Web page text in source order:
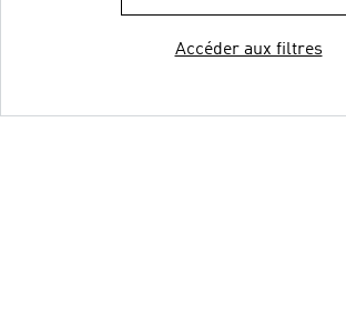
Accéder aux filtres